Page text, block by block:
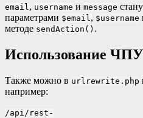
email , username и message
параметрами $email , $username
методе sendAction() .
Использование ЧПУ
Также можно в urlrewrite.php
например:
/api/rest-